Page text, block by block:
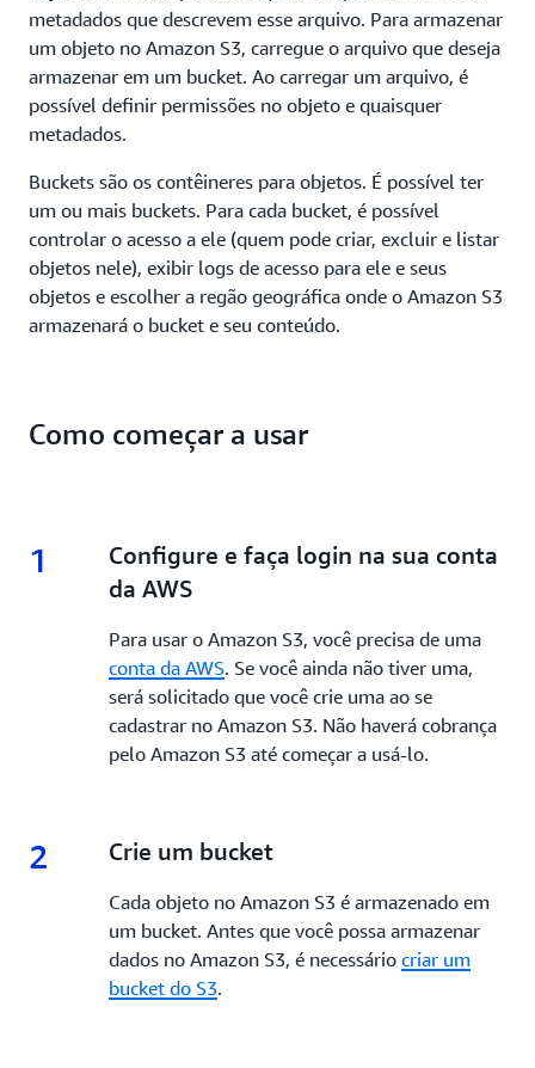
metadados que descrevem esse arquivo. Para armazenar
um objeto no Amazon S3, carregue o arquivo que deseja
armazenar em um bucket. Ao carregar um arquivo, é
possível definir permissões no objeto e quaisquer
metadados.
Buckets são os contêineres para objetos. É possível ter
um ou mais buckets. Para cada bucket, é possível
controlar o acesso a ele (quem pode criar, excluir e listar
objetos nele), exibir logs de acesso para ele e seus
objetos e escolher a regão geográfica onde o Amazon S3
armazenará o bucket e seu conteúdo.
Como começar a usar
1 1.
Configure e faça login na sua conta
da AWS
Para usar o Amazon S3, você precisa de uma
conta da AWS. Se você ainda não tiver uma,
será solicitado que você crie uma ao se
cadastrar no Amazon S3. Não haverá cobrança
pelo Amazon S3 até começar a usá-lo.
2 2.
Crie um bucket
Cada objeto no Amazon S3 é armazenado em
um bucket. Antes que você possa armazenar
dados no Amazon S3, é necessário criar um
bucket do S3.